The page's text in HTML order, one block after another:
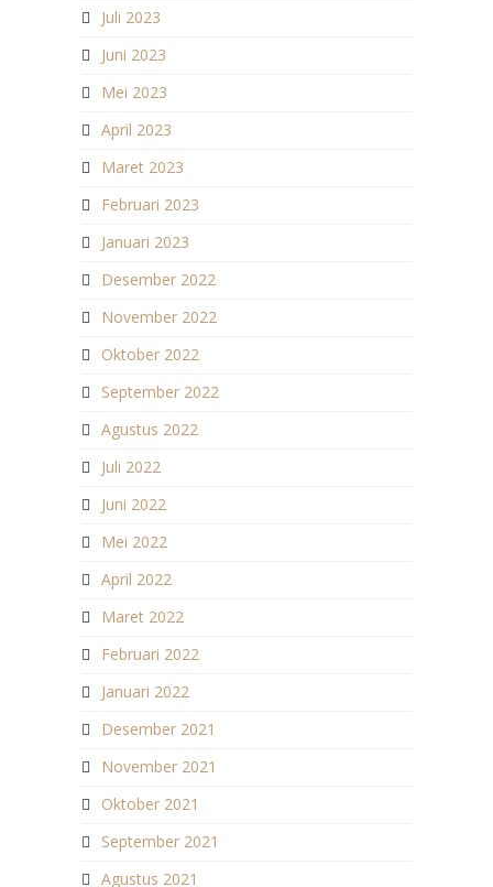
Juli 2023
Juni 2023
Mei 2023
April 2023
Maret 2023
Februari 2023
Januari 2023
Desember 2022
November 2022
Oktober 2022
September 2022
Agustus 2022
Juli 2022
Juni 2022
Mei 2022
April 2022
Maret 2022
Februari 2022
Januari 2022
Desember 2021
November 2021
Oktober 2021
September 2021
Agustus 2021